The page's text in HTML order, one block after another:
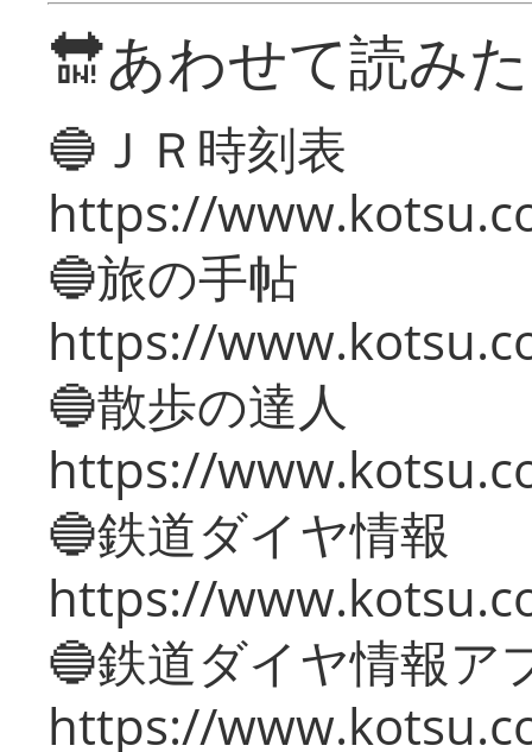
🔛あわせて読み
🔵ＪＲ時刻表
https://
🔵旅の手帖
https://
🔵散歩の達人
https://
🔵鉄道ダイヤ情報
https://
🔵鉄道ダイヤ情報ア
https://